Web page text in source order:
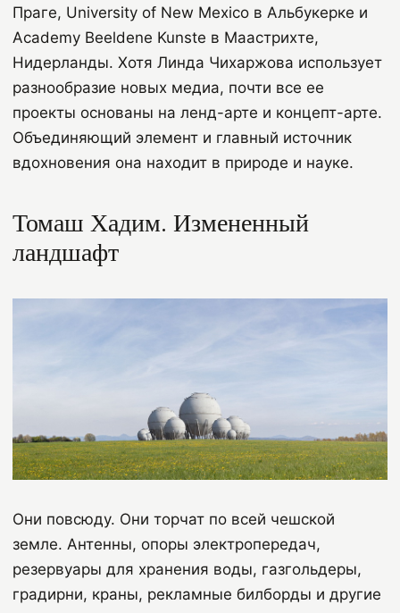
Праге, University of New Mexico в Альбукерке и
Academy Beeldene Kunste в Маастрихте,
Нидерланды. Хотя Линда Чихаржова использует
разнообразие новых медиа, почти все ее
проекты основаны на ленд-арте и концепт-арте.
Объединяющий элемент и главный источник
вдохновения она находит в природе и науке.
Томаш Хадим. Измененный
ландшафт
Они повсюду. Они торчат по всей чешской
земле. Антенны, опоры электропередач,
резервуары для хранения воды, газгольдеры,
градирни, краны, рекламные билборды и другие